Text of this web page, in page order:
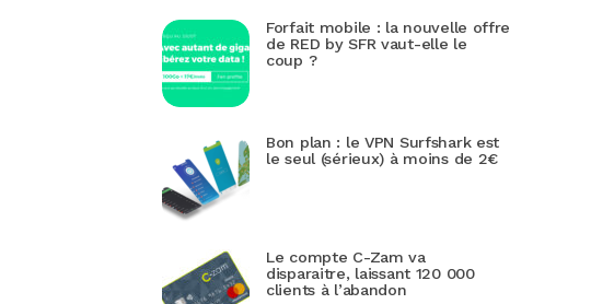
Forfait mobile : la nouvelle offre
de RED by SFR vaut-elle le
coup ?
Bon plan : le VPN Surfshark est
le seul (sérieux) à moins de 2€
Le compte C-Zam va
disparaitre, laissant 120 000
clients à l’abandon